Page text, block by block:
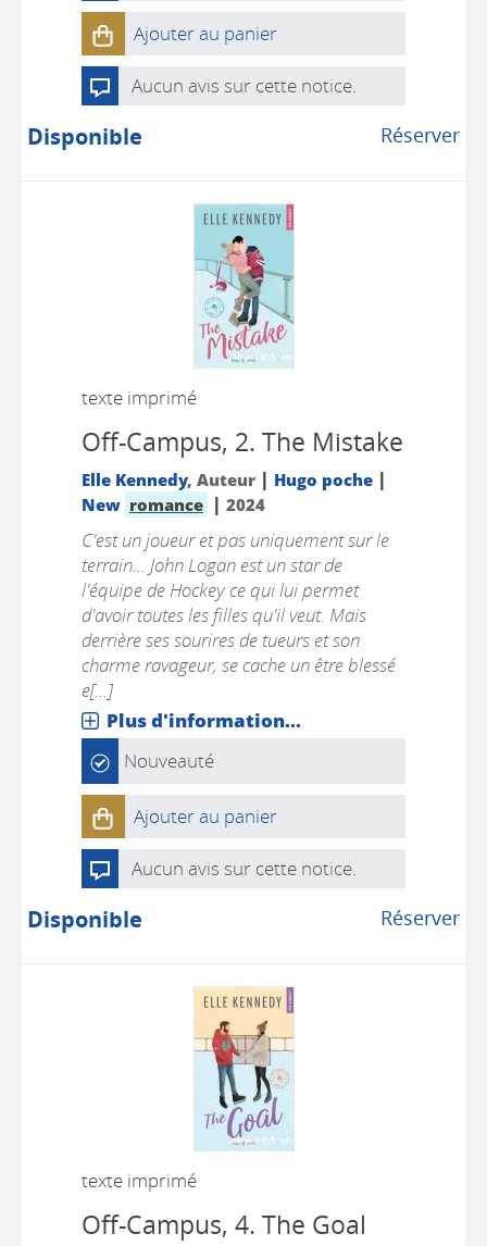
Ajouter au panier
Aucun avis sur cette notice.
Réserver
Disponible
texte imprimé
Off-Campus, 2. The Mistake
Elle Kennedy, Auteur | Hugo poche|
New romance | 2024
C'est un joueur et pas uniquement sur le
terrain... John Logan est un star de
l'équipe de Hockey ce qui lui permet
d'avoir toutes les filles qu'il veut. Mais
derrière ses sourires de tueurs et son
charme ravageur, se cache un être blessé
e[...]
Plus d'information...
Nouveauté
Ajouter au panier
Aucun avis sur cette notice.
Réserver
Disponible
texte imprimé
Off-Campus, 4. The Goal